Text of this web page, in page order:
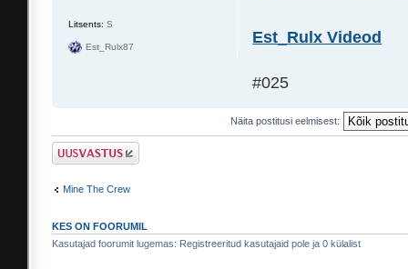
Est_Rulx Videod
#025
Litsents: S
Est_Rulx87
Näita postitusi eelmisest:
Postita vastus
Mine The Crew
KES ON FOORUMIL
Kasutajad foorumit lugemas: Registreeritud kasutajaid pole ja 0 külalist